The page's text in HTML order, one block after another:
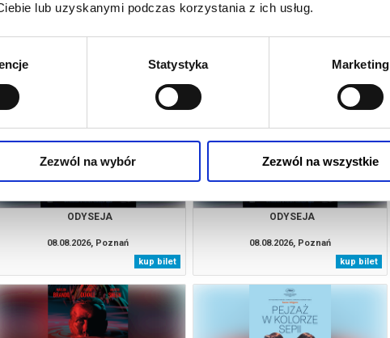
lub uzyskanymi podczas korzystania z ich usług.
Statystyka Marketing
Zezwól na wybór Zezwól na wszystkie
ODYSEJA
08.08.2026, Poznań
kup bilet
ODYSEJA
08.08.2026, Poznań
kup bilet